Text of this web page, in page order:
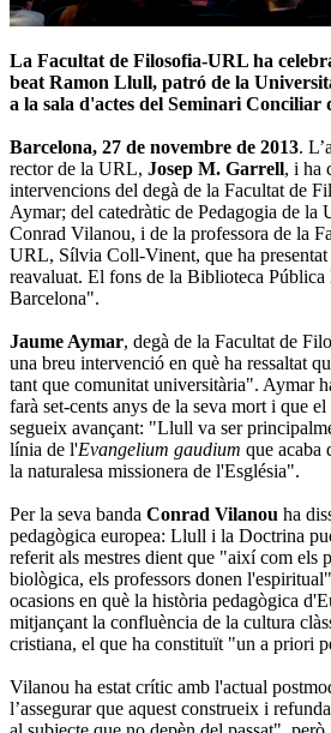
La Facultat de Filosofia-URL ha
beat Ramon Llull, patró de la
a la sala d'actes del Seminari Conciliar
Barcelona, 27 de novembre de 2013.
rector de la URL, Josep M. Garrell, i ha
intervencions del degà de la Facultat de
Aymar; del catedràtic de Pedagogia de la
Conrad Vilanou, i de la professora de la
URL, Sílvia Coll-Vinent, que ha
reavaluat. El fons de la Biblioteca Pública
Barcelona".
Jaume Aymar, degà de la Facultat de
una breu intervenció en què ha ressaltat
tant que comunitat universitària". Aymar
farà set-cents anys de la seva mort i que
segueix avançant: "Llull va ser
línia de l'Evangelium gaudium que acaba
la naturalesa missionera de l'Església".
Per la seva banda Conrad Vilanou ha
pedagògica europea: Llull i la Doctrina
referit als mestres dient que "així com els
biològica, els professors donen
ocasions en què la història pedagògica
mitjançant la confluència de la cultura
cristiana, el que ha constituït "un a priori
Vilanou ha estat crític amb l'actual
l’assegurar que aquest construeix i